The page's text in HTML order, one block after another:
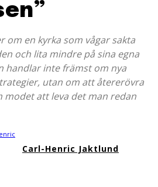
om en kyrka som vågar sakta
och lita mindre på sina egna
handlar inte främst om nya
utan om att återerövra
modet att leva det man redan
Carl-Henric Jaktlund